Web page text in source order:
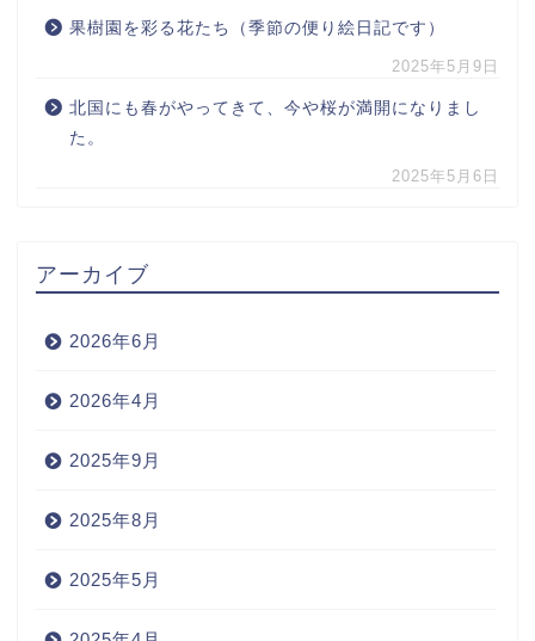
果樹園を彩る花たち（季節の便り絵日記です）
2025年5月9日
北国にも春がやってきて、今や桜が満開になりまし
た。
2025年5月6日
アーカイブ
2026年6月
2026年4月
2025年9月
2025年8月
2025年5月